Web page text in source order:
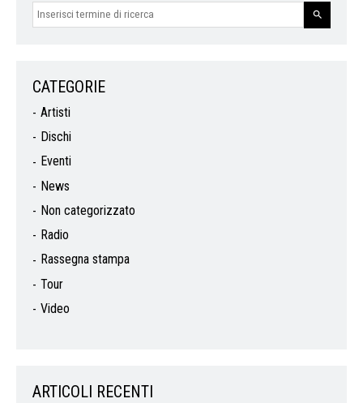
CATEGORIE
Artisti
Dischi
Eventi
News
Non categorizzato
Radio
Rassegna stampa
Tour
Video
ARTICOLI RECENTI